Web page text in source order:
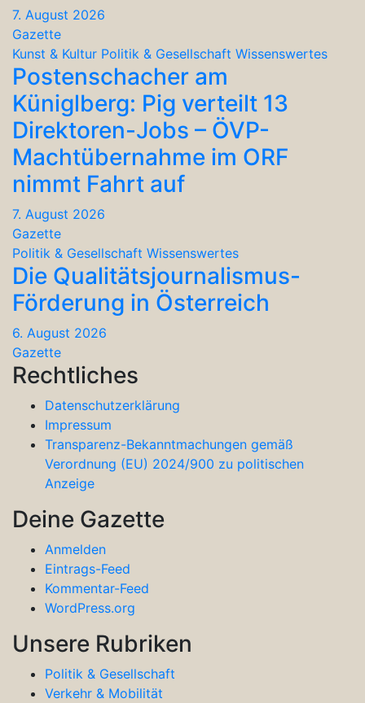
7. August 2026
Gazette
Kunst & Kultur Politik & Gesellschaft Wissenswertes
Postenschacher am
Küniglberg: Pig verteilt 13
Direktoren-Jobs – ÖVP-
Machtübernahme im ORF
nimmt Fahrt auf
7. August 2026
Gazette
Politik & Gesellschaft Wissenswertes
Die Qualitätsjournalismus-
Förderung in Österreich
6. August 2026
Gazette
Rechtliches
Datenschutzerklärung
Impressum
Transparenz-Bekanntmachungen gemäß
Verordnung (EU) 2024/900 zu politischen
Anzeige
Deine Gazette
Anmelden
Eintrags-Feed
Kommentar-Feed
WordPress.org
Unsere Rubriken
Politik & Gesellschaft
Verkehr & Mobilität